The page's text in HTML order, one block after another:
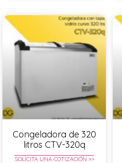
Congeladora de 320
litros CTV-320q
SOLICITA UNA COTIZACIÓN >>